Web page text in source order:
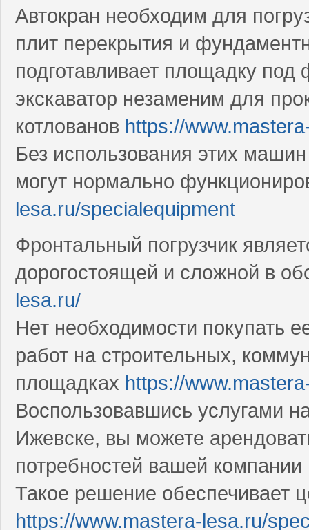
Автокран необходим для
плит перекрытия и
подготавливает площадку
экскаватор незаменим для
котлованов https://
Без использования этих
могут нормально
lesa.ru/specialequipment
Фронтальный погрузчик
дорогостоящей и сложной в
lesa.ru/
Нет необходимости покупать
работ на строительных,
площадках https://
Воспользовавшись услугами
Ижевске, вы можете
потребностей вашей компании
Такое решение обеспечивает
https://www.mastera-lesa.ru/